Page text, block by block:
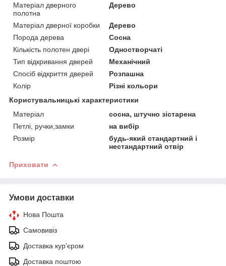
Матеріал дверного
полотна
Дерево
Матеріал дверної коробки
Дерево
Порода дерева
Сосна
Кількість полотен двері
Одностворчаті
Тип відкривання дверей
Механічний
Спосіб відкриття дверей
Розпашна
Колір
Різні кольори
Користувальницькі характеристики
Матеріал
сосна, штучно зістарена
Петлі, ручки,замки
на вибір
Розмір
будь-який стандартний і
нестандартний отвір
Приховати
Умови доставки
Нова Пошта
Самовивіз
Доставка кур'єром
Доставка поштою